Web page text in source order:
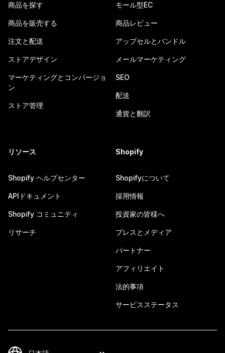
商品を探す
商品を販売する
注文と配送
ストアデザイン
マーケティングとコンバージョ
ン
ストア管理
モール型EC
商品レビュー
アップセルとバンドル
メールマーケティング
SEO
配送
通貨と翻訳
リソース
Shopify ヘルプセンター
APIドキュメント
Shopify コミュニティ
リサーチ
Shopify
Shopifyについて
採用情報
投資家の皆様へ
プレスとメディア
パートナー
アフィリエイト
法的事項
サービスステータス